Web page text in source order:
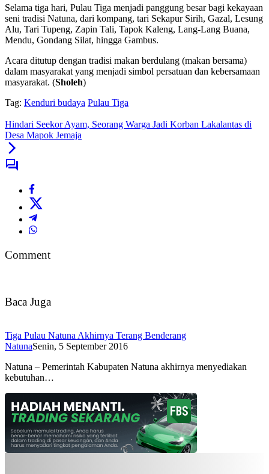
Selama tiga hari, Pulau Tiga menjadi panggung besar bagi kekayaan
seni tradisi Natuna, dari kompang, tari Sekapur Sirih, Gazal, Lesung
Alu, Tari Tupeng, Zapin Tali, Tapok Kaleng, Lang-Lang Buana,
Mendu, Gondang Silat, hingga Gambus.
Acara ditutup dengan tradisi makan berdulang (makan bersama)
dalam masyarakat yang menjadi simbol persatuan dan kebersamaan
masyarakat. (Sholeh)
Tag: Kenduri budaya Pulau Tiga
Hindari Seekor Ayam, Seorang Warga Jadi Korban Lakalantas di
Desa Mapok Jemaja
Comment
Baca Juga
Tiga Pulau Natuna Akhirnya Terang Benderang
NatunaSenin, 5 September 2016
Natuna – Pemerintah Kabupaten Natuna akhirnya menyediakan
kebutuhan…